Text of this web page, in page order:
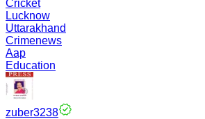
Cricket
Lucknow
Uttarakhand
Crimenews
Aap
Education
zuber3238